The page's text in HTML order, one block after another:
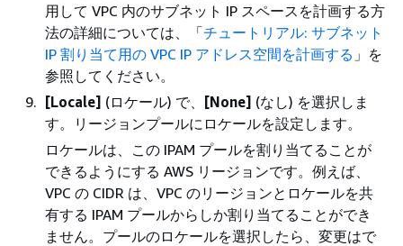
用して VPC 内のサブネット IP スペースを計画する方
法の詳細については、「チュートリアル: サブネット
IP 割り当て用の VPC IP アドレス空間を計画する 」を
参照してください。
[Locale] (ロケール) で、 [None] (なし) を選択しま
す。リージョンプールにロケールを設定します。
ロケールは、この IPAM プールを割り当てることが
できるようにする AWS リージョンです。例えば、
VPC の CIDR は、VPC のリージョンとロケールを共
有する IPAM プールからしか割り当てることができ
ません。プールのロケールを選択したら、変更はで